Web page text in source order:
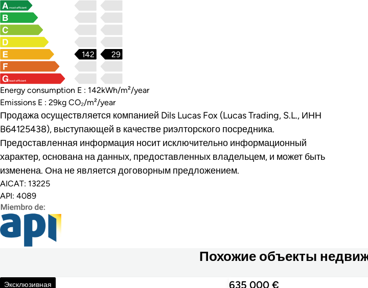
most efficient
least efficient
29
142
Energy consumption E : 142kWh/m²/year
Emissions E : 29kg CO₂/m²/year
Продажа осуществляется компанией Dils Lucas Fox (Lucas Trading, S.L., ИНН
B64125438), выступающей в качестве риэлторского посредника.
Предоставленная информация носит исключительно информационный
характер, основана на данных, предоставленных владельцем, и может быть
изменена. Она не является договорным предложением.
AICAT: 13225
API: 4089
Похожие объекты
Эксклюзивная
695 000 € 635 000 €